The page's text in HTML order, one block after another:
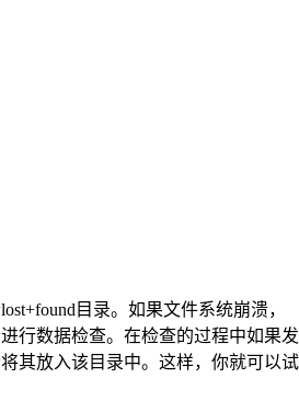
目录。如果文件系统崩溃，
行数据检查。在检查的过程中如果发
其放入该目录中。这样，你就可以试